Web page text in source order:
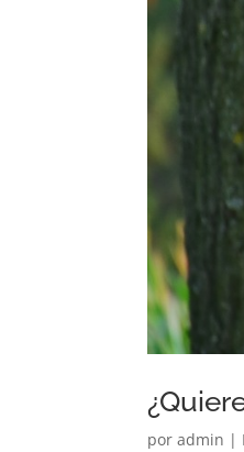
poradmin |